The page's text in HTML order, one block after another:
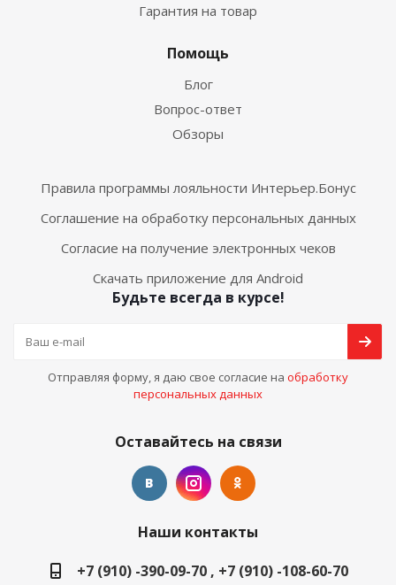
Гарантия на товар
Помощь
Блог
Вопрос-ответ
Обзоры
Правила программы лояльности Интерьер.Бонус
Соглашение на обработку персональных данных
Согласие на получение электронных чеков
Скачать приложение для Android
Будьте всегда в курсе!
Отправляя форму, я даю свое согласие на обработку
персональных данных
Оставайтесь на связи
Наши контакты
+7 (910) -390-09-70 , +7 (910) -108-60-70